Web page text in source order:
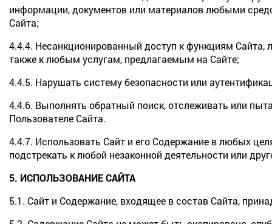
информации, документов или материалов любыми
Сайта;
4.4.4. Несанкционированный доступ к функциям
также к любым услугам, предлагаемым на Сайте;
4.4.5. Нарушать систему безопасности или
4.4.6. Выполнять обратный поиск, отслеживать или
Пользователе Сайта.
4.4.7. Использовать Сайт и его Содержание в любых
подстрекать к любой незаконной деятельности или
5. ИСПОЛЬЗОВАНИЕ САЙТА
5.1. Сайт и Содержание, входящее в состав Сайта,